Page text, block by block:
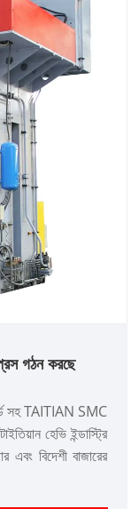
গঠন করছে
সহ TAITIAN SMC
হেভি ইন্ডাস্ট্রি
এবং বিদেশী বাজারের